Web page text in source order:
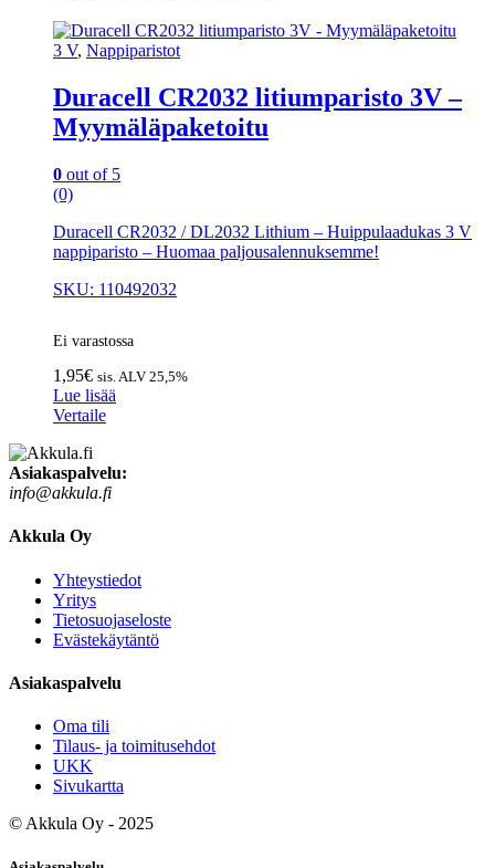
3 V, Nappiparistot
Duracell CR2032 litiumparisto 3V –
Myymäläpaketoitu
0 out of 5
(0)
Duracell CR2032 / DL2032 Lithium – Huippulaadukas 3 V
nappiparisto – Huomaa paljousalennuksemme!
SKU: 110492032
Ei varastossa
1,95€ sis. ALV 25,5%
Lue lisää
Vertaile
Asiakaspalvelu:
info@akkula.fi
Akkula Oy
Yhteystiedot
Yritys
Tietosuojaseloste
Evästekäytäntö
Asiakaspalvelu
Oma tili
Tilaus- ja toimitusehdot
UKK
Sivukartta
© Akkula Oy - 2025